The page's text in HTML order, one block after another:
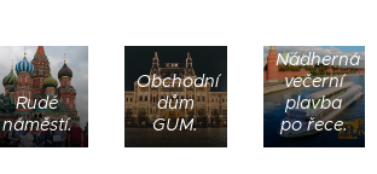
Rudé
náměstí.
Obchodní
dům
GUM.
Nádherná
večerní
plavba
po řece.